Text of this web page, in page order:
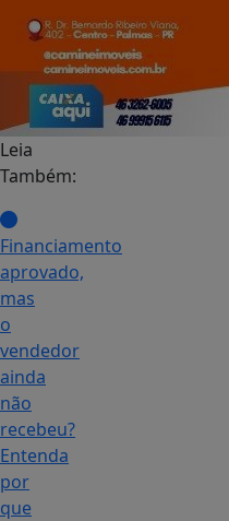
Leia
Também:
Financiamento
aprovado,
mas
o
vendedor
ainda
não
recebeu?
Entenda
por
que